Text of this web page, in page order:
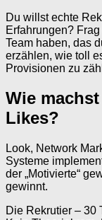
Du willst echte
Erfahrungen?
Team haben, das
erzählen, wie toll
Provisionen zu
Wie
Likes?
Look, Network
Systeme
der „Motivierte“
gewinnt.
Die Rekrutier – 30